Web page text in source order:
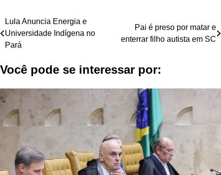
Navegação
de
Lula Anuncia Energia e
Universidade Indígena no
Pará
Pai é preso por matar e
enterrar filho autista em SC
Você pode se interessar por: